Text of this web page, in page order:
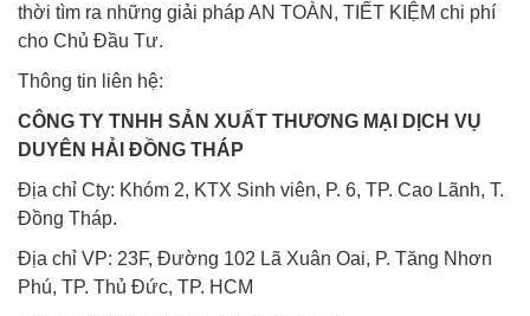
thời tìm ra những giải pháp AN TOÀN, TIẾT KIỆM chi phí
cho Chủ Đầu Tư.
Thông tin liên hệ:
CÔNG TY TNHH SẢN XUẤT THƯƠNG MẠI DỊCH VỤ
DUYÊN HẢI ĐỒNG THÁP
Địa chỉ Cty: Khóm 2, KTX Sinh viên, P. 6, TP. Cao Lãnh, T.
Đồng Tháp.
Địa chỉ VP: 23F, Đường 102 Lã Xuân Oai, P. Tăng Nhơn
Phú, TP. Thủ Đức, TP. HCM